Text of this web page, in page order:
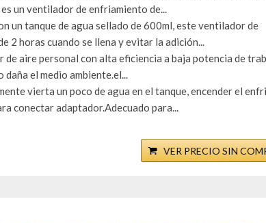
un ventilador de enfriamiento de...
un tanque de agua sellado de 600ml, este ventilador de
2 horas cuando se llena y evitar la adición...
de aire personal con alta eficiencia a baja potencia de
el medio ambiente.el...
vierta un poco de agua en el tanque, encender el
conectar adaptador.Adecuado para...
VER PRECIO SIN